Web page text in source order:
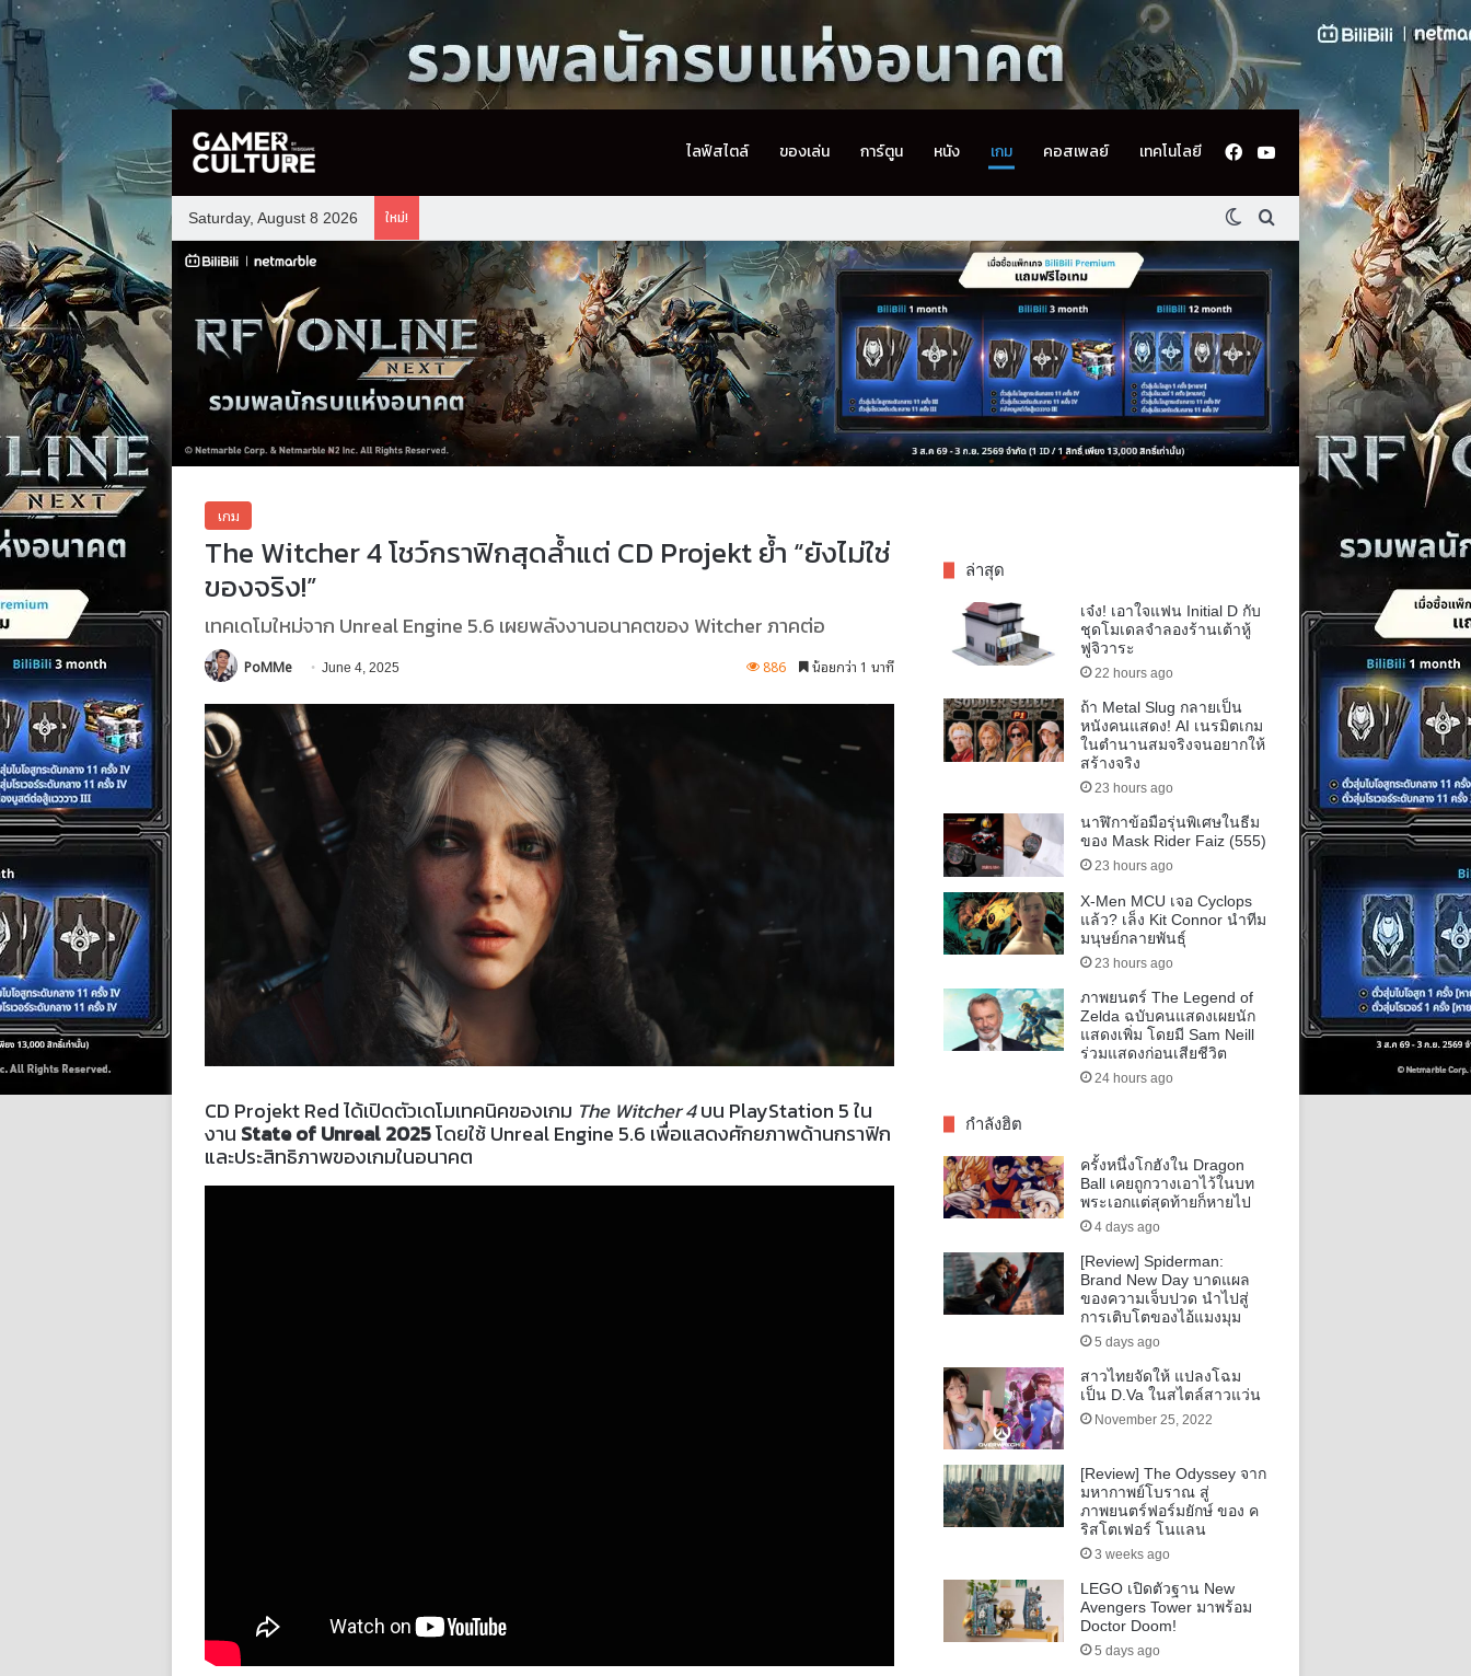
ไลฟ์สไตล์ ของเล่น การ์ตูน หนัง เกม คอสเพลย์ เทคโนโลยี Facebook
YouTube
Saturday, August 8 2026 ใหม่! Switch skin
ค้นหา
เกม
The Witcher 4 โชว์กราฟิกสุดล้ำแต่ CD Projekt ย้ำ “ยังไม่ใช่
ของจริง!”
เทคเดโมใหม่จาก Unreal Engine 5.6 เผยพลังงานอนาคตของ Witcher ภาคต่อ
PoMMe June 4, 2025 886 น้อยกว่า 1 นาที
CD Projekt Red ได้เปิดตัวเดโมเทคนิคของเกม The Witcher 4บน PlayStation 5 ใน
งาน State of Unreal 2025โดยใช้ Unreal Engine 5.6 เพื่อแสดงศักยภาพด้านกราฟิก
และประสิทธิภาพของเกมในอนาคต
ล่าสุด
เจ๋ง! เอาใจแฟน Initial D กับ
ชุดโมเดลจำลองร้านเต้าหู้
ฟูจิวาระ
22 hours ago
ถ้า Metal Slug กลายเป็น
หนังคนแสดง! AI เนรมิตเกม
ในตำนานสมจริงจนอยากให้
สร้างจริง
23 hours ago
นาฬิกาข้อมือรุ่นพิเศษในธีม
ของ Mask Rider Faiz (555)
23 hours ago
X-Men MCU เจอ Cyclops
แล้ว? เล็ง Kit Connor นำทีม
มนุษย์กลายพันธุ์
23 hours ago
ภาพยนตร์ The Legend of
Zelda ฉบับคนแสดงเผยนัก
แสดงเพิ่ม โดยมี Sam Neill
ร่วมแสดงก่อนเสียชีวิต
24 hours ago
กำลังฮิต
ครั้งหนึ่งโกฮังใน Dragon
Ball เคยถูกวางเอาไว้ในบท
พระเอกแต่สุดท้ายก็หายไป
4 days ago
[Review] Spiderman:
Brand New Day บาดแผล
ของความเจ็บปวด นำไปสู่
การเติบโตของไอ้แมงมุม
5 days ago
สาวไทยจัดให้ แปลงโฉม
เป็น D.Va ในสไตล์สาวแว่น
November 25, 2022
[Review] The Odyssey จาก
มหากาพย์โบราณ สู่
ภาพยนตร์ฟอร์มยักษ์ ของ ค
ริสโตเฟอร์ โนแลน
3 weeks ago
LEGO เปิดตัวฐาน New
Avengers Tower มาพร้อม
Doctor Doom!
5 days ago